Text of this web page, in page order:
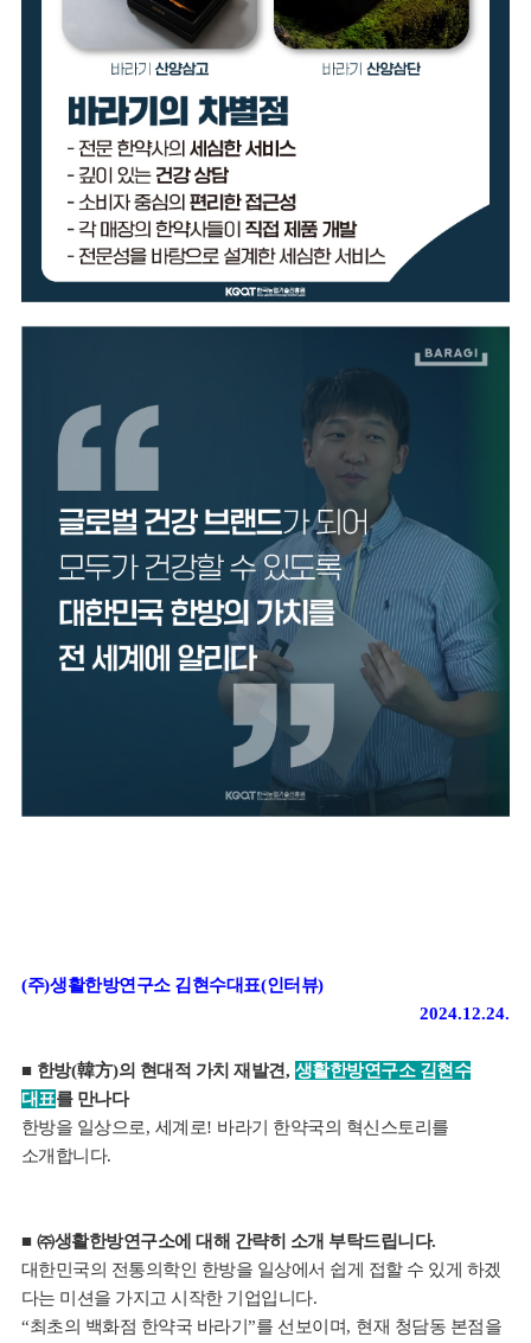
(주)생활한방연구소 김현수대표(인터뷰)
2024.12.24.
■ 한방(韓方)의 현대적 가치 재발견, 생활한방연구소 김현수
대표를 만나다
한방을 일상으로, 세계로! 바라기 한약국의 혁신스토리를
소개합니다.
■ ㈜생활한방연구소에 대해 간략히 소개 부탁드립니다.
대한민국의 전통의학인 한방을 일상에서 쉽게 접할 수 있게 하겠
다는 미션을 가지고 시작한 기업입니다.
“최초의 백화점 한약국 바라기”를 선보이며, 현재 청담동 본점을